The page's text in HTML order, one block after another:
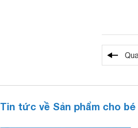
Tin tức về Sản phẩm cho bé